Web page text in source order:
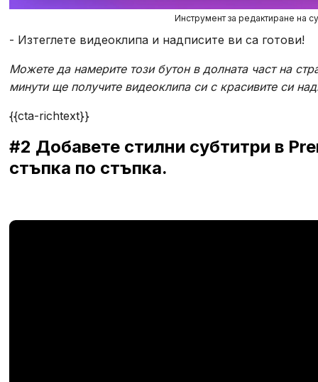
Инструмент за редактиране на
- Изтеглете видеоклипа и надписите ви са готови!
Можете да намерите този бутон в долната част на
минути ще получите видеоклипа си с красивите си
{{cta-richtext}}
#2 Добавете стилни субтитри в
стъпка по стъпка.